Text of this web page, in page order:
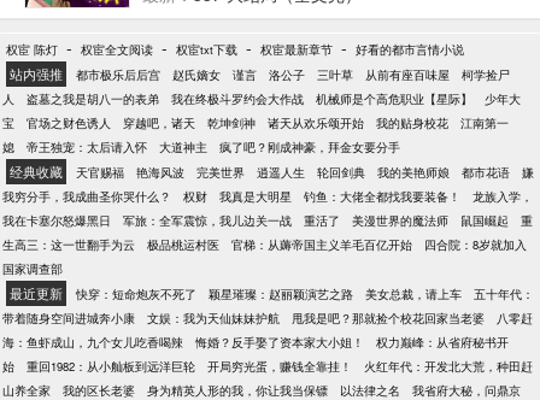
病，无虐不欢，适合看了娘娘腔也没有扎作者小人，
说你就好这口那赶紧收藏点击不要犹豫！）另外这文
主角是娘受，呢一昂娘受，阅前请知悉，像老千这种
渣攻就算雷到你们也不会负责的哟呵呵呵呵呵呵~~~~
的人，明天就要成为他的嫂子？ …………………… 她
是准新娘，豪门准媳妇，人人羡慕不已。 可意外的一
夜，却被人设计，> 翌日，站在教堂内。闺蜜却突然
闯进婚礼，撕开她身上的婚纱。 面对那一身青青紫紫
的吻痕，身为伴郎的‘小叔’一脸鄙夷，讽她不知廉耻。
她笑着落泪。丢了头纱，转身离去。若他知道，这一
身吻痕都是他自己一手造就的，会不会也骂自己无
耻？ ………… 几年后，带着孩子重新回到这个城市。
意外的是，当年名望展家竟没落隐去。曾经的准新郎
早已不在人世，连同他也消失不见。 可没想到，以为
永生不会再见的人，竟还会再遇。 ………… 他不断的
羞辱她，只为报仇。而后来，为什么又突然说要爱
她，要娶她？ 她傻傻的信了，却不想…… 宣布婚讯的
当天，他竟挽着另外一个女人出现。 ………… 豆子是
新人，希望大家多多疼爱。【收藏】+【推荐】
╭(╯3╰)╮
权宦 陈灯 - 权宦全文阅读 - 权宦txt下载 - 权宦最新章节 - 好看的都市言情小说
站内强推 都市极乐后后宫 赵氏嫡女 谨言 洛公子 三叶草 从前有座百味屋
柯学捡尸
人
盗墓之我是胡八一的表弟 我在终极斗罗约会大作战 机械师是个高危职业【星际】
少年大
宝
官场之财色诱人 穿越吧，诸天 乾坤剑神 诸天从欢乐颂开始 我的贴身校花
江南第一
媳
帝王独宠：太后请入怀 大道神主 疯了吧？刚成神豪，拜金女要分手
经典收藏 天官赐福 艳海风波 完美世界 逍遥人生 轮回剑典 我的美艳师娘 都市花语
嫌
我穷分手，我成曲圣你哭什么？
权财 我真是大明星 钓鱼：大佬全都找我要装备！
龙族入学，
我在卡塞尔怒爆黑日
军旅：全军震惊，我儿边关一战 重活了 美漫世界的魔法师 鼠国崛起
重
生高三：这一世翻手为云
极品桃运村医 官梯：从薅帝国主义羊毛百亿开始
四合院：8岁就加入
国家调查部
最近更新 快穿：短命炮灰不死了 颖星璀璨：赵丽颖演艺之路 美女总裁，请上车
五十年代：
带着随身空间进城奔小康
文娱：我为天仙妹妹护航 甩我是吧？那就捡个校花回家当老婆
八零赶
海：鱼虾成山，九个女儿吃香喝辣
悔婚？反手娶了资本家大小姐！
权力巅峰：从省府秘书开
始
重回1982：从小舢板到远洋巨轮 开局穷光蛋，赚钱全靠挂！
火红年代：开发北大荒，种田赶
山养全家
我的区长老婆 身为精英人形的我，你让我当保镖 以法律之名
我省府大秘，问鼎京